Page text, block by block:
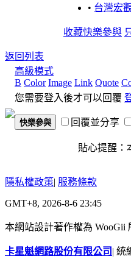
• 台灣宏
收藏快樂參與
返回列表
高級模式
B Color Image Link Quote
您需要登入後才可以回覆
快樂參與 回覆並分享
貼心提醒：本"分享"
隱私權政策| 服務條款
GMT+8, 2026-8-6 23:45
本網站設計著作權為 WooGii
卡星魁網路股份有限公司 | 統